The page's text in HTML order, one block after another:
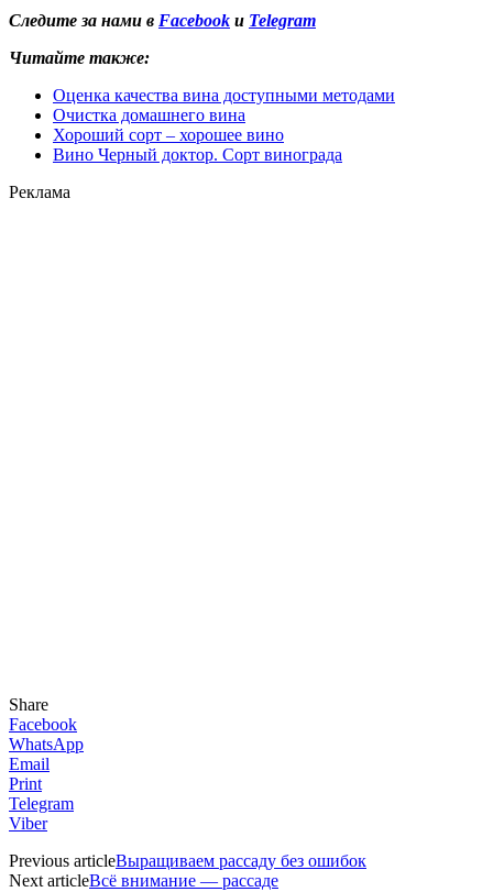
Следите за нами в Facebook и Telegram
Читайте также:
Оценка качества вина доступными методами
Очистка домашнего вина
Хороший сорт – хорошее вино
Вино Черный доктор. Сорт винограда
Реклама
Share
Facebook
WhatsApp
Email
Print
Telegram
Viber
Previous articleВыращиваем рассаду без ошибок
Next articleВсё внимание — рассаде